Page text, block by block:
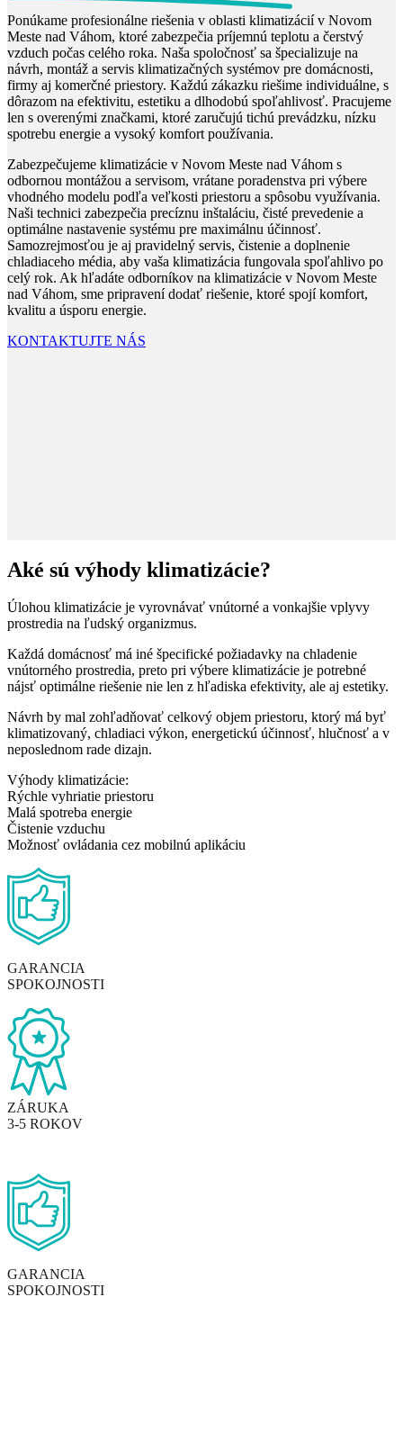
Ponúkame profesionálne riešenia v oblasti klimatizácií v Novom
Meste nad Váhom, ktoré zabezpečia príjemnú teplotu a čerstvý
vzduch počas celého roka. Naša spoločnosť sa špecializuje na
návrh, montáž a servis klimatizačných systémov pre domácnosti,
firmy aj komerčné priestory. Každú zákazku riešime individuálne, s
dôrazom na efektivitu, estetiku a dlhodobú spoľahlivosť. Pracujeme
len s overenými značkami, ktoré zaručujú tichú prevádzku, nízku
spotrebu energie a vysoký komfort používania.
Zabezpečujeme klimatizácie v Novom Meste nad Váhom s
odbornou montážou a servisom, vrátane poradenstva pri výbere
vhodného modelu podľa veľkosti priestoru a spôsobu využívania.
Naši technici zabezpečia precíznu inštaláciu, čisté prevedenie a
optimálne nastavenie systému pre maximálnu účinnosť.
Samozrejmosťou je aj pravidelný servis, čistenie a doplnenie
chladiaceho média, aby vaša klimatizácia fungovala spoľahlivo po
celý rok. Ak hľadáte odborníkov na klimatizácie v Novom Meste
nad Váhom, sme pripravení dodať riešenie, ktoré spojí komfort,
kvalitu a úsporu energie.
KONTAKTUJTE NÁS
Aké sú výhody klimatizácie?
Úlohou klimatizácie je vyrovnávať vnútorné a vonkajšie vplyvy
prostredia na ľudský organizmus.
Každá domácnosť má iné špecifické požiadavky na chladenie
vnútorného prostredia, preto pri výbere klimatizácie je potrebné
nájsť optimálne riešenie nie len z hľadiska efektivity, ale aj estetiky.
Návrh by mal zohľadňovať celkový objem priestoru, ktorý má byť
klimatizovaný, chladiaci výkon, energetickú účinnosť, hlučnosť a v
neposlednom rade dizajn.
Výhody klimatizácie:
Rýchle vyhriatie priestoru
Malá spotreba energie
Čistenie vzduchu
Možnosť ovládania cez mobilnú aplikáciu
GARANCIA
SPOKOJNOSTI
ZÁRUKA
3-5 ROKOV
GARANCIA
SPOKOJNOSTI